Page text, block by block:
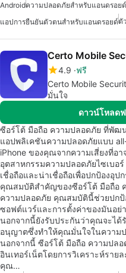
Androidความปลอดภัยสำหรับแอนดรอยด์
แอปการยืนยันตัวตนสำหรับแอนดรอยด์ตั
Certo Mobile
4.9 ฟรี
Certo Mobile
มั่นใจ
ดาวน์โหลด
ซีอร์โต้ มือถือ ความปลอดภัย ที่พัฒ
แอปพลิเคชันความปลอดภัยแบบ
iPhone ของคุณจากความเสี่ยงที่อ
อุตสาหกรรมความปลอดภัยไซเบ
เชื่อถือและน่าเชื่อถือเพื่อปกป้องอุ
คุณสมบัติสำคัญของซีอร์โต้ มือถือ
ความปลอดภัย คุณสมบัตินี้ช่วยปก
ซอฟต์แวร์และการตั้งค่าของมันอย่
นอกจากนี้ยังรับประกันว่าคุณจะได้
อนุญาตซึ่งทำให้คุณมั่นใจในควา
นอกจากนี้ ซีอร์โต้ มือถือ ความปล
อินเทอร์เน็ตโดยการวิเคราะห์ราย
คุณ…